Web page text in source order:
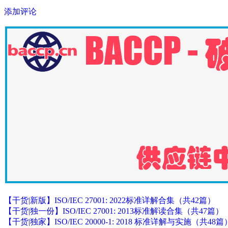
添加评论
【干货|新版】ISO/IEC 27001: 2022标准详解合集（共42篇）
【干货|独一份】ISO/IEC 27001: 2013标准解读合集（共47篇）
【干货|独家】ISO/IEC 20000-1: 2018 标准详解与实施（共48篇